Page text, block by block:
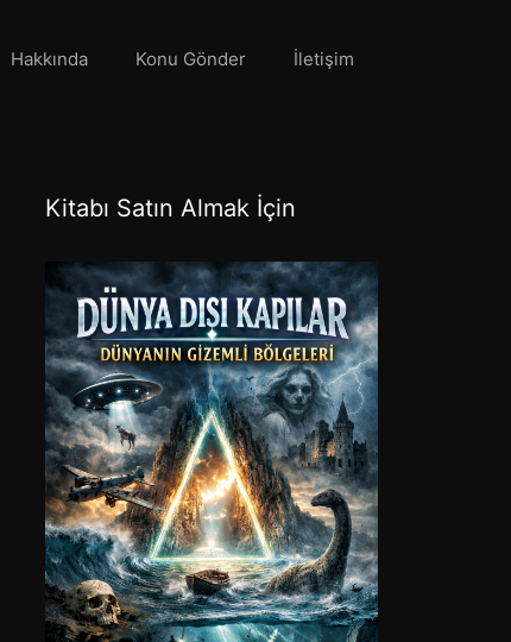
Hakkında Konu Gönder İletişim
Kitabı Satın Almak İçin